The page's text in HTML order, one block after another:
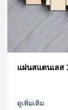
แผ่นสแตนเลส
ดูเพิ่มเติม